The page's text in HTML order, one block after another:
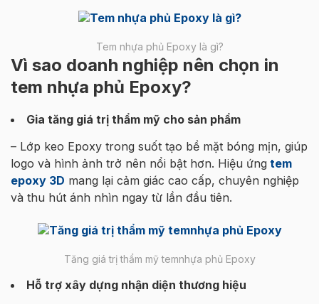
Tem nhựa phủ Epoxy là gì?
Vì sao doanh nghiệp nên chọn in
tem nhựa phủ Epoxy?
Gia tăng giá trị thẩm mỹ cho sản phẩm
– Lớp keo Epoxy trong suốt tạo bề mặt bóng mịn, giúp
logo và hình ảnh trở nên nổi bật hơn. Hiệu ứng tem
epoxy 3D mang lại cảm giác cao cấp, chuyên nghiệp
và thu hút ánh nhìn ngay từ lần đầu tiên.
Tăng giá trị thẩm mỹ temnhựa phủ Epoxy
Hỗ trợ xây dựng nhận diện thương hiệu